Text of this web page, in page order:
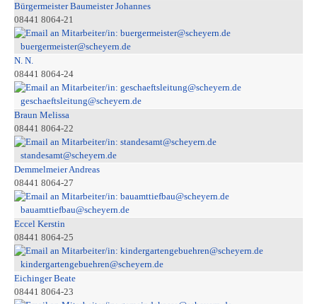
Bürgermeister Baumeister Johannes
08441 8064-21
buergermeister@scheyern.de
N. N.
08441 8064-24
geschaeftsleitung@scheyern.de
Braun Melissa
08441 8064-22
standesamt@scheyern.de
Demmelmeier Andreas
08441 8064-27
bauamttiefbau@scheyern.de
Eccel Kerstin
08441 8064-25
kindergartengebuehren@scheyern.de
Eichinger Beate
08441 8064-23